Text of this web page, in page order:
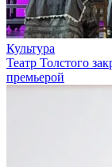
Культура
Театр Толстого
премьерой